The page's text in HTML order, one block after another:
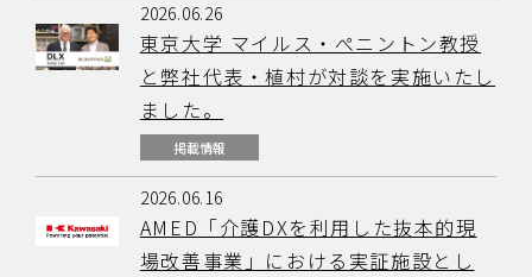
2026.06.26
東京大学 マイルス・ぺニントン教授
と弊社代表・植村が対談を実施いたし
ました。
掲載情報
2026.06.16
AMED「介護DXを利用した抜本的現
場改善事業」における実証施設とし